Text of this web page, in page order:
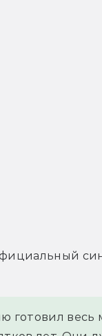
готовил весь